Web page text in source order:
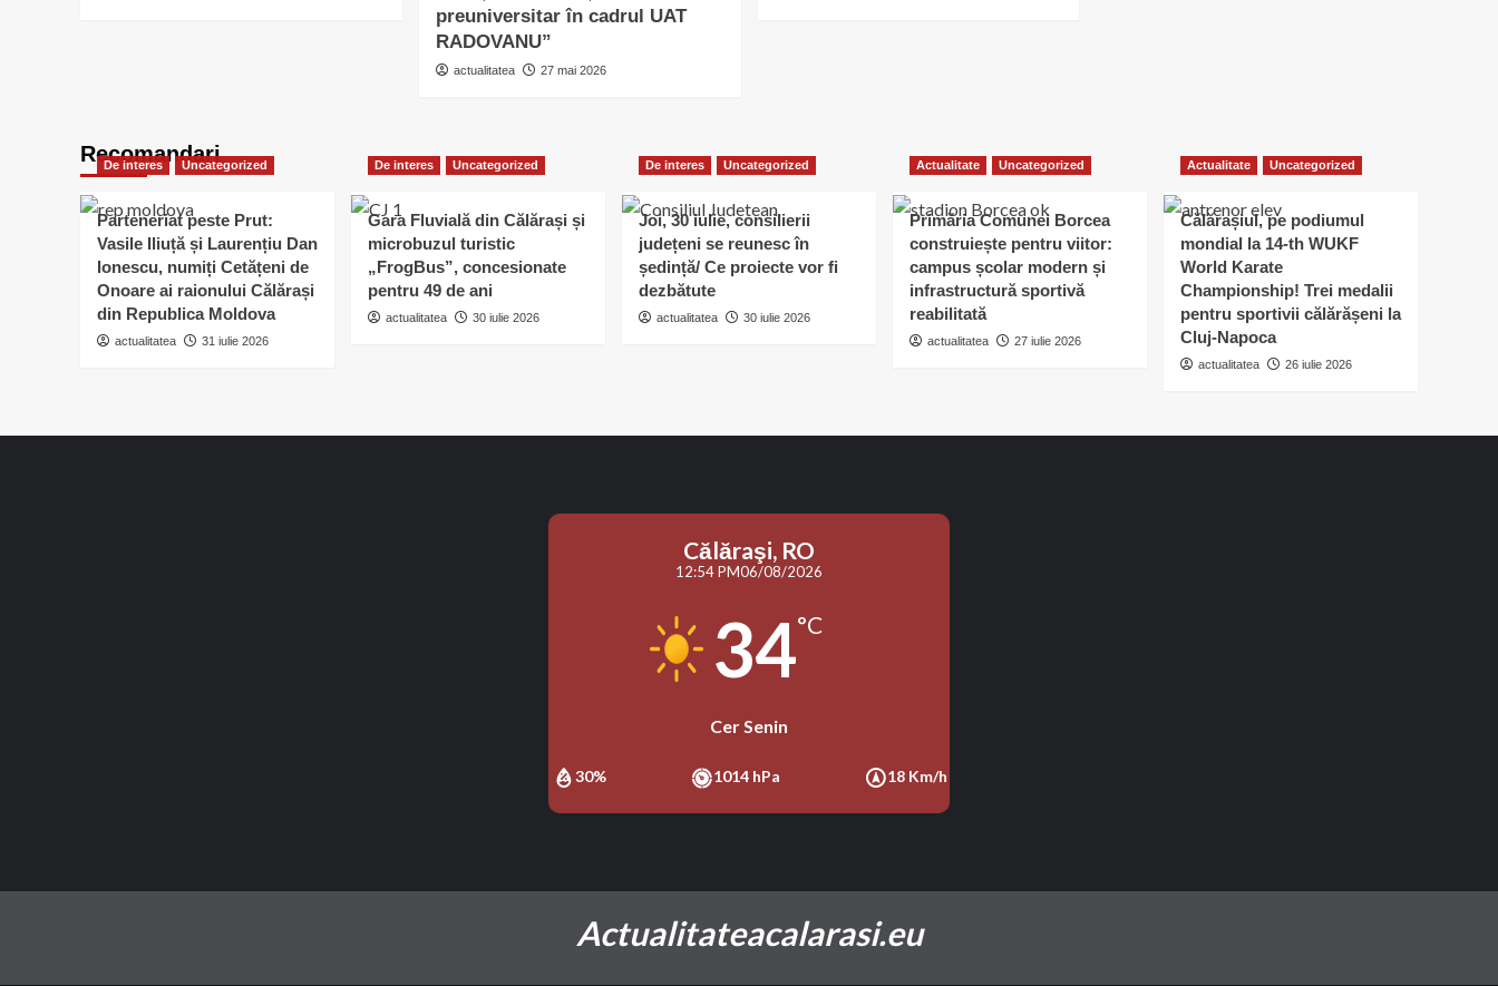
preuniversitar în cadrul UAT
RADOVANU”
actualitatea 27 mai 2026
Recomandari
De interes Uncategorized
Parteneriat peste Prut:
Vasile Iliuță și Laurențiu Dan
Ionescu, numiți Cetățeni de
Onoare ai raionului Călărași
din Republica Moldova
actualitatea 31 iulie 2026
De interes Uncategorized
Gara Fluvială din Călărași și
microbuzul turistic
„FrogBus”, concesionate
pentru 49 de ani
actualitatea 30 iulie 2026
De interes Uncategorized
Joi, 30 iulie, consilierii
județeni se reunesc în
ședință/ Ce proiecte vor fi
dezbătute
actualitatea 30 iulie 2026
Actualitate Uncategorized
Primăria Comunei Borcea
construiește pentru viitor:
campus școlar modern și
infrastructură sportivă
reabilitată
actualitatea 27 iulie 2026
Actualitate Uncategorized
Călărașiul, pe podiumul
mondial la 14-th WUKF
World Karate
Championship! Trei medalii
pentru sportivii călărășeni la
Cluj-Napoca
actualitatea 26 iulie 2026
Călăraşi, RO
12:54 PM06/08/2026
34°C
Cer Senin
30% 1014 hPa 18 Km/h
Actualitateacalarasi.eu